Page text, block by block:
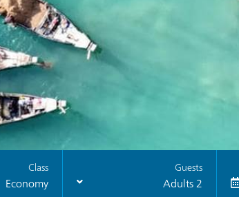
Guests
2 Adults
Class
Economy